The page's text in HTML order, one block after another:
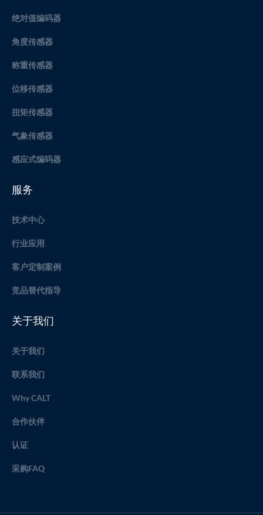
绝对值编码器
角度传感器
称重传感器
位移传感器
扭矩传感器
气象传感器
感应式编码器
服务
技术中心
行业应用
客户定制案例
竞品替代指导
关于我们
关于我们
联系我们
Why CALT
合作伙伴
认证
采购FAQ